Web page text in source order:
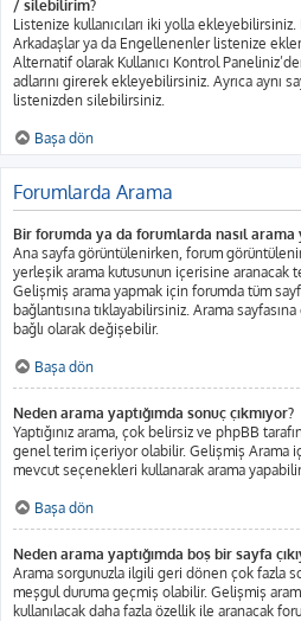
/ silebilirim?
Listenize kullanıcıları iki yolla ekleyebilirsiniz.
Arkadaşlar ya da Engellenenler listenize
Alternatif olarak Kullanıcı Kontrol
adlarını girerek ekleyebilirsiniz. Ayrıca aynı
listenizden silebilirsiniz.
Başa dön
Forumlarda Arama
Bir forumda ya da forumlarda nasıl arama
Ana sayfa görüntülenirken, forum
yerleşik arama kutusunun içerisine aranacak
Gelişmiş arama yapmak için forumda tüm
bağlantısına tıklayabilirsiniz. Arama
bağlı olarak değişebilir.
Başa dön
Neden arama yaptığımda sonuç çıkmıyor?
Yaptığınız arama, çok belirsiz ve phpBB
genel terim içeriyor olabilir. Gelişmiş Arama
mevcut seçenekleri kullanarak arama
Başa dön
Neden arama yaptığımda boş bir sayfa
Arama sorgunuzla ilgili geri dönen çok fazla
meşgul duruma geçmiş olabilir. Gelişmiş
kullanılacak daha fazla özellik ile aranacak